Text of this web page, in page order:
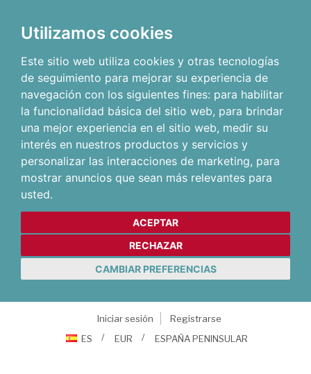
Utilizamos cookies
Este sitio web utiliza cookies y otras tecnologías
de seguimiento para mejorar su experiencia de
navegación con los siguientes fines: para habilitar
la funcionalidad básica del sitio web, para brindar
una mejor experiencia en el sitio web, medir su
interés en nuestros productos y servicios y
personalizar las interacciones de marketing, para
mostrar anuncios que sean más relevantes para
usted.
ACEPTAR
RECHAZAR
CAMBIAR PREFERENCIAS
Iniciar sesión
Registrarse
ES
EUR ESPAÑA PENINSULAR